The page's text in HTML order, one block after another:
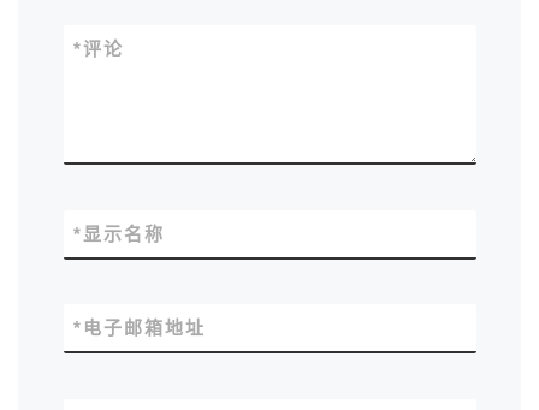
评论
*
显示名称
*
电子邮箱地址
*